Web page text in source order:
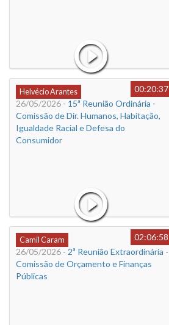
Helvécio Arantes
00:20:37
26/05/2026 - 15ª Reunião Ordinária -
Comissão de Dir. Humanos, Habitação,
Igualdade Racial e Defesa do
Consumidor
Camil Caram
02:06:58
26/05/2026 - 2ª Reunião Extraordinária -
Comissão de Orçamento e Finanças
Públicas